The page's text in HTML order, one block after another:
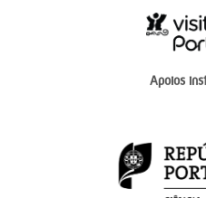
Apoios